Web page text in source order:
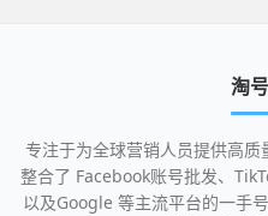
淘
专注于为全球营销人员提供高
整合了 Facebook账号批发、
以及Google 等主流平台的一手